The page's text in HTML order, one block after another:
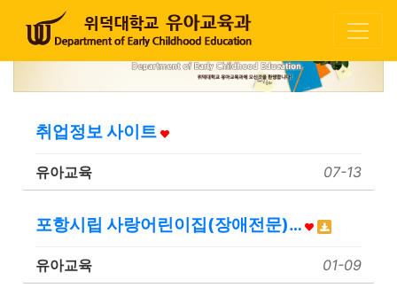
취업정보 사이트
유아교육 07-13
포항시립 사랑어린이집(장애전문)…
유아교육 01-09